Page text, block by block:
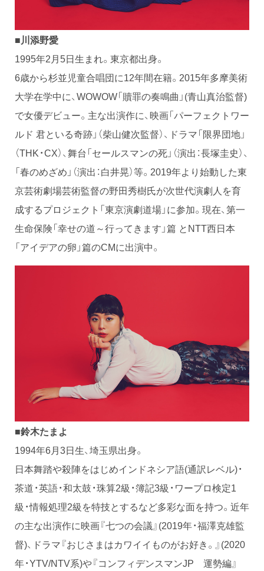
■川添野愛
1995年2月5日生まれ。東京都出身。
6歳から杉並児童合唱団に12年間在籍。2015年多摩美術
大学在学中に、WOWOW「贖罪の奏鳴曲」(青山真治監督)
で女優デビュー。主な出演作に、映画「パーフェクトワー
ルド 君といる奇跡」（柴山健次監督）、ドラマ「限界団地」
（THK・CX）、舞台「セールスマンの死」（演出：長塚圭史）、
「春のめざめ」（演出：白井晃）等。2019年より始動した東
京芸術劇場芸術監督の野田秀樹氏が次世代演劇人を育
成するプロジェクト「東京演劇道場」に参加。現在、第一
生命保険「幸せの道～行ってきます」篇 とNTT西日本
「アイデアの卵」篇のCMに出演中。
■鈴木たまよ
1994年6月3日生、埼玉県出身。
日本舞踏や殺陣をはじめインドネシア語(通訳レベル)・
茶道・英語・和太鼓・珠算2級・簿記3級・ワープロ検定1
級・情報処理2級を特技とするなど多彩な面を持つ。近年
の主な出演作に映画『七つの会議』(2019年・福澤克雄監
督)、ドラマ『おじさまはカワイイものがお好き。』(2020
年・YTV/NTV系)や『コンフィデンスマンJP 運勢編』